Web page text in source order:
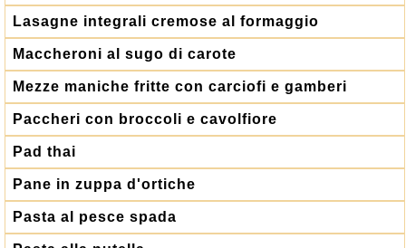
Lasagne integrali cremose al formaggio
Maccheroni al sugo di carote
Mezze maniche fritte con carciofi e gamberi
Paccheri con broccoli e cavolfiore
Pad thai
Pane in zuppa d'ortiche
Pasta al pesce spada